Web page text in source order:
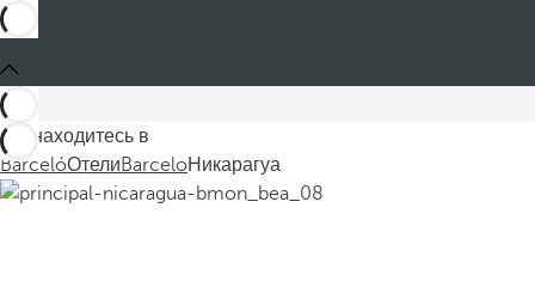
Вы находитесь в
BarcelóОтелиBarceloНикарагуа